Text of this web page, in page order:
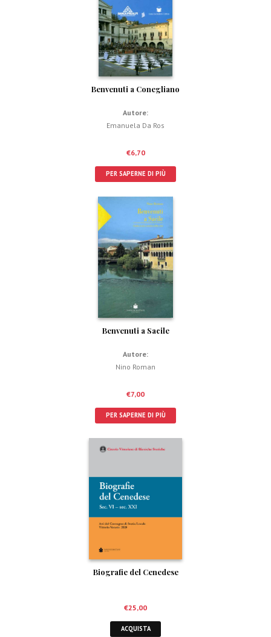
Benvenuti a Conegliano
Autore:
Emanuela Da Ros
€6,70
PER SAPERNE DI PIÙ
Benvenuti a Sacile
Autore:
Nino Roman
€7,00
PER SAPERNE DI PIÙ
Biografie del Cenedese
€25,00
ACQUISTA